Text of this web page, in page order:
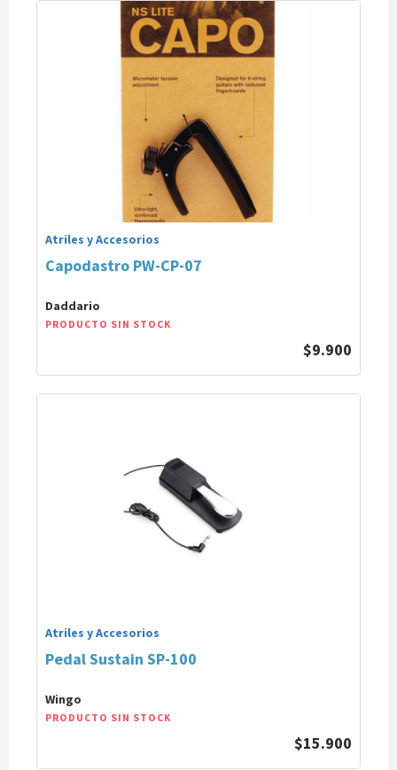
Atriles y Accesorios
Capodastro PW-CP-07
Daddario
PRODUCTO SIN STOCK
$9.900
Atriles y Accesorios
Pedal Sustain SP-100
Wingo
PRODUCTO SIN STOCK
$15.900